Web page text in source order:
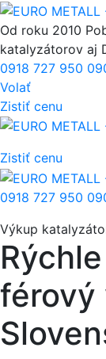
Od roku 2010
katalyzátorov aj
0918 727 950
Volať
Zistiť cenu
Zistiť cenu
0918 727 950
Výkup
férový